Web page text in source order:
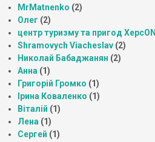
MrMatnenko (2)
Олег (2)
центр туризму та пригод ХерсON
Shramovych Viacheslav (2)
Николай Бабаджанян (2)
Анна (1)
Григорій Громко (1)
Ірина Коваленко (1)
Віталій (1)
Лена (1)
Сергей (1)